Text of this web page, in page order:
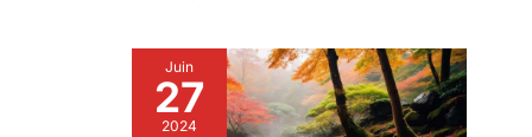
Juin
27
2024